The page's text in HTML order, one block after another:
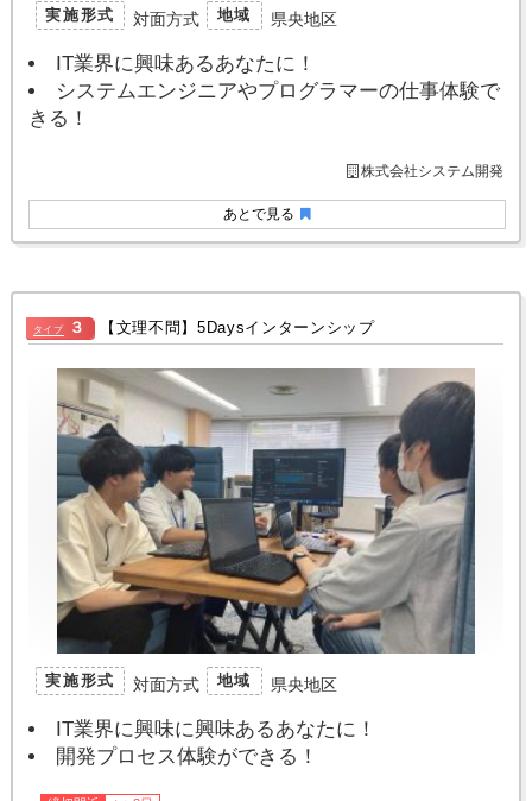
あとで見る
実施形式 対面方式 地域 県央地区
IT業界に興味あるあなたに！
システムエンジニアやプログラマーの仕事体験で
きる！
株式会社システム開発
タイプ ３ 【文理不問】5Daysインターンシップ
実施形式 対面方式 地域 県央地区
IT業界に興味に興味あるあなたに！
開発プロセス体験ができる！